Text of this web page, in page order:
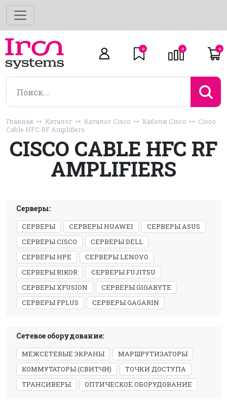
0 0 0
Главная Каталог Каталог Cisco Кабели Cisco
Cisco
Cable HFC RF Amplifiers
CISCO CABLE HFC RF
AMPLIFIERS
Серверы:
СЕРВЕРЫ СЕРВЕРЫ HUAWEI
СЕРВЕРЫ ASUS
СЕРВЕРЫ CISCO
СЕРВЕРЫ DELL
СЕРВЕРЫ HPE
СЕРВЕРЫ LENOVO
СЕРВЕРЫ RIKOR
СЕРВЕРЫ FUJITSU
СЕРВЕРЫ XFUSION
СЕРВЕРЫ GIGABYTE
СЕРВЕРЫ FPLUS
СЕРВЕРЫ GAGARIN
Сетевое оборудование:
МЕЖСЕТЕВЫЕ ЭКРАНЫ
МАРШРУТИЗАТОРЫ
КОММУТАТОРЫ (СВИТЧИ)
ТОЧКИ ДОСТУПА
ТРАНСИВЕРЫ
ОПТИЧЕСКОЕ ОБОРУДОВАНИЕ